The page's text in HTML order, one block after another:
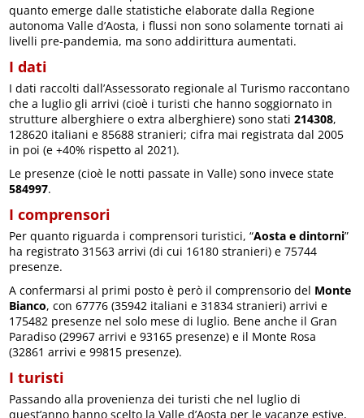
quanto emerge dalle statistiche elaborate dalla Regione
autonoma Valle d’Aosta, i flussi non sono solamente tornati ai
livelli pre-pandemia, ma sono addirittura aumentati.
I dati
I dati raccolti dall’Assessorato regionale al Turismo raccontano
che a luglio gli arrivi (cioè i turisti che hanno soggiornato in
strutture alberghiere o extra alberghiere) sono stati 214308,
128620 italiani e 85688 stranieri; cifra mai registrata dal 2005
in poi (e +40% rispetto al 2021).
Le presenze (cioè le notti passate in Valle) sono invece state
584997.
I comprensori
Per quanto riguarda i comprensori turistici, “Aosta e dintorni”
ha registrato 31563 arrivi (di cui 16180 stranieri) e 75744
presenze.
A confermarsi al primi posto è però il comprensorio del Monte
Bianco, con 67776 (35942 italiani e 31834 stranieri) arrivi e
175482 presenze nel solo mese di luglio. Bene anche il Gran
Paradiso (29967 arrivi e 93165 presenze) e il Monte Rosa
(32861 arrivi e 99815 presenze).
I turisti
Passando alla provenienza dei turisti che nel luglio di
quest’anno hanno scelto la Valle d’Aosta per le vacanze estive,